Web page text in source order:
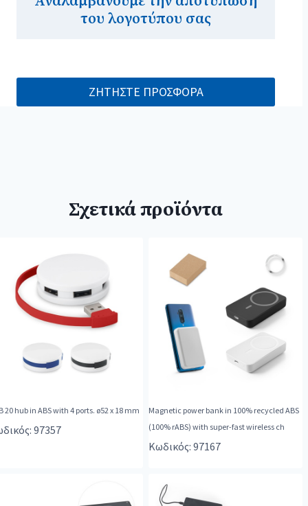
του λογοτύπου σας
ΖΗΤΗΣΤΕ ΠΡΟΣΦΟΡΑ
Σχετικά προϊόντα
20 hub in ABS with 4 ports. ø52 x 18 mm
97357
Magnetic power bank in 100% recycled ABS
(100% rABS) with super-fast wireless ch
Κωδικός: 97167